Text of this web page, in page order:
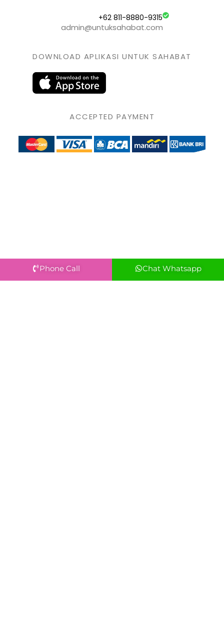
+62 811-8880-9315
admin@untuksahabat.com
DOWNLOAD APLIKASI UNTUK SAHABAT
ACCEPTED PAYMENT
Phone Call Chat Whatsapp